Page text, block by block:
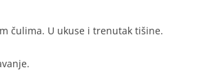
čulima. U ukuse i trenutak tišine.